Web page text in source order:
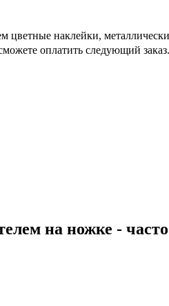
наклейки,
оплатить следующий
на ножке -